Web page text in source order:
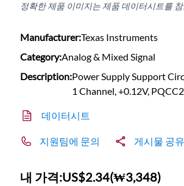
정확한 제품 이미지는 제품 데이터시트를
Manufacturer:Texas Instruments
Category:Analog & Mixed Signal
Description:Power Supply Support
1 Channel, +0.12V,
데이터시트
지원팀에 문의 게시물 공유
내 가격:US$2.34(₩3,348)